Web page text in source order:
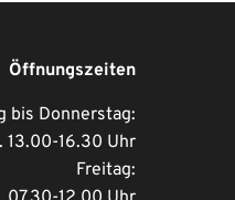
Öffnungszeiten
bis Donnerstag:
13.00-16.30 Uhr
Freitag: